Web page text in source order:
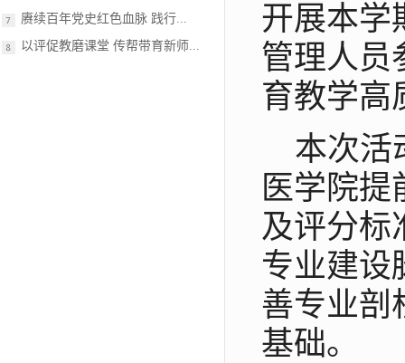
赓续百年党史红色血脉 践行...
以评促教磨课堂 传帮带育新师...
开展本学
管理人员
育教学高
本次活
医学院
及评分标
专业建设
善专业剖
基础。